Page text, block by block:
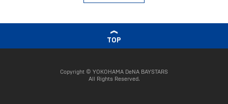
TOP
Copyright © YOKOHAMA DeNA BAYSTARS
All Rights Reserved.